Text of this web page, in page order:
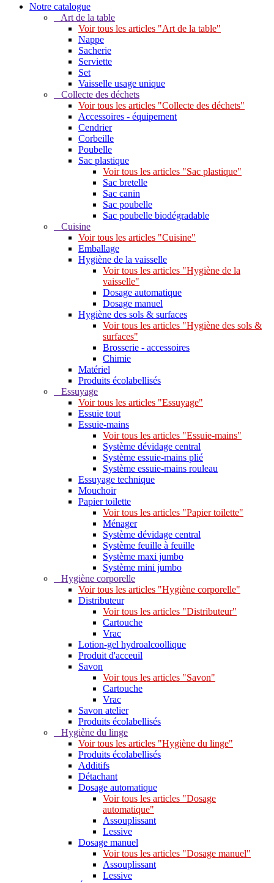
Notre catalogue
Art de la table
Voir tous les articles "Art de la table"
Nappe
Sacherie
Serviette
Set
Vaisselle usage unique
Collecte des déchets
Voir tous les articles "Collecte des déchets"
Accessoires - équipement
Cendrier
Corbeille
Poubelle
Sac plastique
Voir tous les articles "Sac plastique"
Sac bretelle
Sac canin
Sac poubelle
Sac poubelle biodégradable
Cuisine
Voir tous les articles "Cuisine"
Emballage
Hygiène de la vaisselle
Voir tous les articles "Hygiène de la
vaisselle"
Dosage automatique
Dosage manuel
Hygiène des sols & surfaces
Voir tous les articles "Hygiène des sols &
surfaces"
Brosserie - accessoires
Chimie
Matériel
Produits écolabellisés
Essuyage
Voir tous les articles "Essuyage"
Essuie tout
Essuie-mains
Voir tous les articles "Essuie-mains"
Système dévidage central
Système essuie-mains plié
Système essuie-mains rouleau
Essuyage technique
Mouchoir
Papier toilette
Voir tous les articles "Papier toilette"
Ménager
Système dévidage central
Système feuille à feuille
Système maxi jumbo
Système mini jumbo
Hygiène corporelle
Voir tous les articles "Hygiène corporelle"
Distributeur
Voir tous les articles "Distributeur"
Cartouche
Vrac
Lotion-gel hydroalcoollique
Produit d'acceuil
Savon
Voir tous les articles "Savon"
Cartouche
Vrac
Savon atelier
Produits écolabellisés
Hygiène du linge
Voir tous les articles "Hygiène du linge"
Produits écolabellisés
Additifs
Détachant
Dosage automatique
Voir tous les articles "Dosage
automatique"
Assouplissant
Lessive
Dosage manuel
Voir tous les articles "Dosage manuel"
Assouplissant
Lessive